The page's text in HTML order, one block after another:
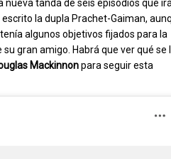
nueva tanda de seis episodios que
la dupla Prachet-Gaiman,
algunos objetivos fijados para la
gran amigo. Habrá que ver qué se
Mackinnonpara seguir esta